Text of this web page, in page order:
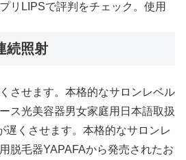
リLIPSで評判をチェック。使用
続照射
させます。本格的なサロンレベル
ス光美容器男女家庭用日本語取扱
遅くさせます。本格的なサロンレ
脱毛器YAPAFAから発売されたお